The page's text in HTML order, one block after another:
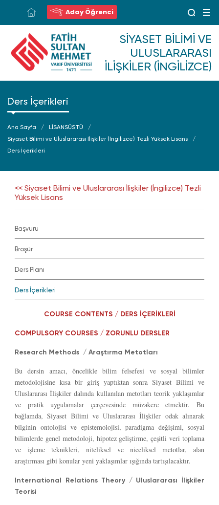
Aday Öğrenci
SIYASET BILIMI VE
ULUSLARARASI
İLIŞKILER (İNGILIZCE)
Ders İçerikleri
Ana Sayfa
LİSANSÜSTÜ
Siyaset Bilimi ve Uluslararası İlişkiler (İngilizce) Tezli Yüksek Lisans
Ders İçerikleri
<< Siyaset Bilimi ve Uluslararası İlişkiler (İngilizce) Tezli
Yüksek Lisans
Başvuru
Broşür
Ders Planı
Ders İçerikleri
COURSE CONTENTS / DERS İÇERİKLERİ
COMPULSORY COURSES / ZORUNLU DERSLER
Research Methods / Araştırma Metotları
Bu dersin amacı, öncelikle bilim felsefesi ve sosyal bilimler
metodolojisine kısa bir giriş yaptıktan sonra Siyaset Bilimi ve
Uluslararası İlişkiler dalında kullanılan metotları teorik yaklaşımlar
ve pratik uygulamalar çerçevesinde müzakere etmektir. Bu
bağlamda, Siyaset Bilimi ve Uluslararası İlişkiler odak alınarak
bilginin ontolojisi ve epistemolojisi, paradigma değişimi, sosyal
bilimlerde genel metodoloji, hipotez geliştirme, çeşitli veri toplama
ve işleme teknikleri, niteliksel ve niceliksel metotlar, alan
araştırması gibi konular yeni yaklaşımlar ışığında tartışılacaktır.
International Relations Theory / Uluslararası İlişkiler
Teorisi